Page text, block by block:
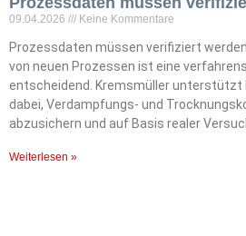
09.04.2026 Keine Kommentare
Prozessdaten müssen verifiziert
von neuen Prozessen ist eine
entscheidend. Kremsmüller unterstützt
dabei, Verdampfungs- und
abzusichern und auf Basis realer
Weiterlesen »